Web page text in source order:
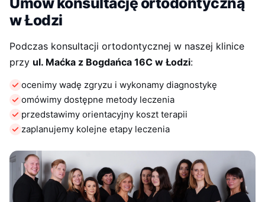
w Łodzi
Podczas konsultacji ortodontycznej w naszej klinice
przy ul. Maćka z Bogdańca 16C w Łodzi:
ocenimy wadę zgryzu i wykonamy diagnostykę
omówimy dostępne metody leczenia
przedstawimy orientacyjny koszt terapii
zaplanujemy kolejne etapy leczenia
ZnanyLekarz
Była to pierwsza wizyta dziecka u stomatologa. Wyjątkowe
empatyczny sposób potrafiła zająć się młodym pacjentem. Z
zaangażowaniem odpowiadała na wszystkie pytania rodziców.
Karolina
kwiecień 2025
ZnanyLekarz
Przesympatyczna pani doktor. Wizyta przebiegła bardzo
sprawnie i w super atmosferze. Czułam się zaopiekowana i
Bardzo polecam!
Wiktoria